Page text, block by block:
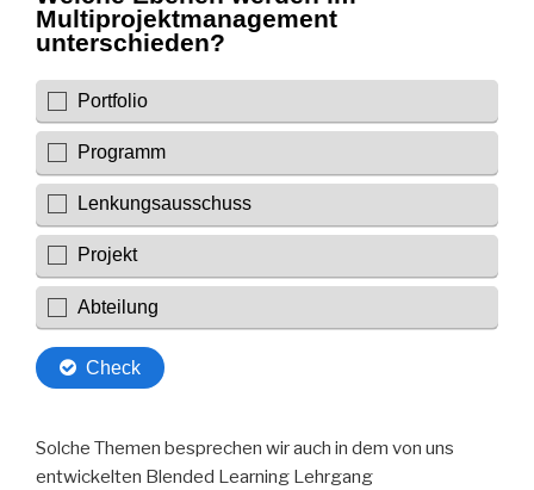
Solche Themen besprechen wir auch in dem von uns
entwickelten Blended Learning Lehrgang